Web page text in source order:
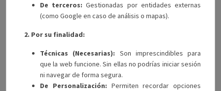
De terceros: Gestionadas por entidades externas
(como Google en caso de análisis o mapas).
2. Por su finalidad:
Técnicas (Necesarias): Son imprescindibles para
que la web funcione. Sin ellas no podrías iniciar sesión
ni navegar de forma segura.
De Personalización: Permiten recordar opciones